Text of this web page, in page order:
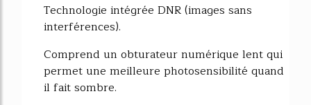
Technologie intégrée DNR (images sans
interférences).
Comprend un obturateur numérique lent qui
permet une meilleure photosensibilité quand
il fait sombre.